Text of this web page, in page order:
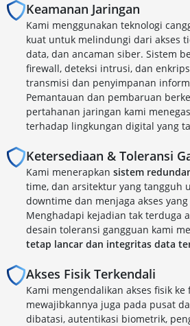
Keamanan Jaringan
Kami menggunakan teknologi
kuat untuk melindungi dari akses
data, dan ancaman siber. Sistem
firewall, deteksi intrusi, dan
transmisi dan penyimpanan
Pemantauan dan pembaruan
pertahanan jaringan kami
terhadap lingkungan digital yang
Ketersediaan & Toleransi
Kami menerapkan sistem
time, dan arsitektur yang tangguh
downtime dan menjaga akses
Menghadapi kejadian tak terduga
desain toleransi gangguan kami
tetap lancar dan integritas data
Akses Fisik Terkendali
Kami mengendalikan akses fisik
mewajibkannya juga pada pusat
dibatasi, autentikasi biometrik,